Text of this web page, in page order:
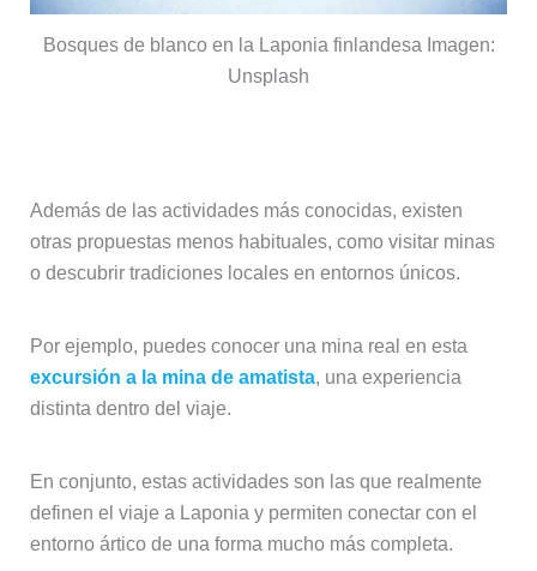
Bosques de blanco en la Laponia finlandesa Imagen:
Unsplash
Además de las actividades más conocidas, existen
otras propuestas menos habituales, como visitar minas
o descubrir tradiciones locales en entornos únicos.
Por ejemplo, puedes conocer una mina real en esta
excursión a la mina de amatista, una experiencia
distinta dentro del viaje.
En conjunto, estas actividades son las que realmente
definen el viaje a Laponia y permiten conectar con el
entorno ártico de una forma mucho más completa.